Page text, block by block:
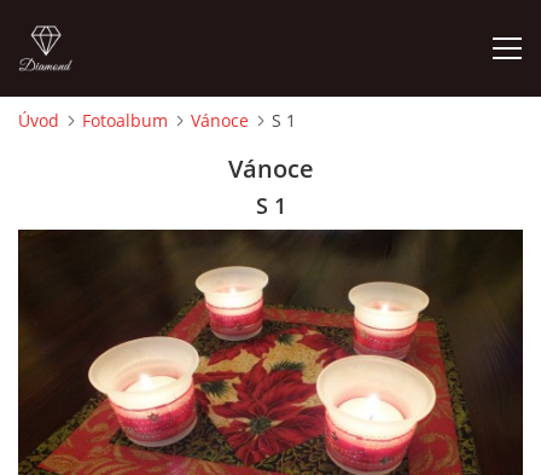
MOJE POSLEDNÍ PRÁCE
Úvod Fotoalbum Vánoce S 1
Vánoce
S 1